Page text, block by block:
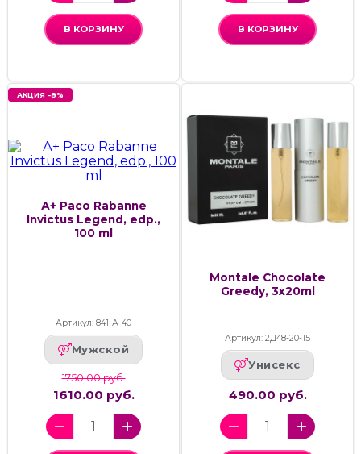
В КОРЗИНУ В КОРЗИНУ
АКЦИЯ -8%
А+ Paco Rabanne
Invictus Legend, edp.,
100 ml
Артикул: 841-А-40
Мужской
1750.00 руб.
1610.00 руб.
Montale Chocolate
Greedy, 3x20ml
Артикул: 2Д48-20-15
Унисекс
490.00 руб.